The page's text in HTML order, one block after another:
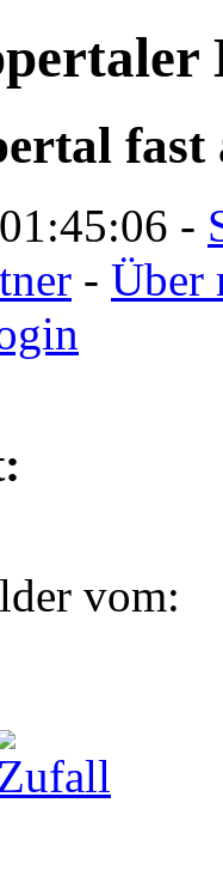
fast
01:45:07 -
- Über
vom: